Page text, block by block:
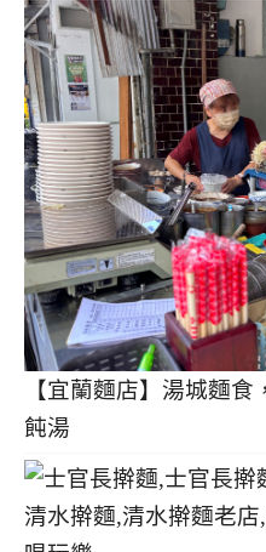
【宜蘭麵店】湯城麵
飩湯